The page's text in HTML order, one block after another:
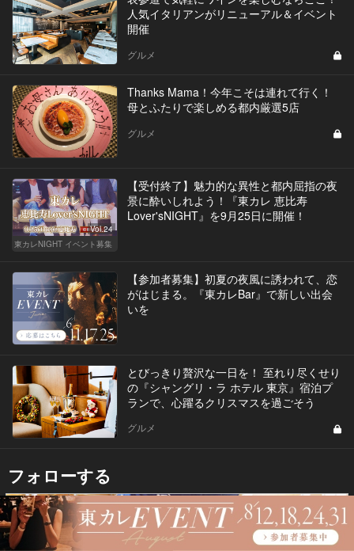
人気イタリアンがリニューアル＆イベント
開催
グルメ
Thanks Mama！今年こそは連れて行く！
母とふたりで楽しめる都内厳選5店
グルメ
Vol.24
東カレNIGHT イベント募集
【受付終了】魅力的な異性と都内屈指の夜
景に酔いしれよう！『東カレ 恵比寿
Lover'sNIGHT』を9月25日に開催！
【参加者募集】初夏の夜風に誘われて、恋
がはじまる。『東カレBar』で新しい出会
いを
とびっきり贅沢な一日を！ 至れり尽くせり
の『シャングリ・ラ ホテル 東京』宿泊プ
ランで、心躍るクリスマスを過ごそう
グルメ
フォローする